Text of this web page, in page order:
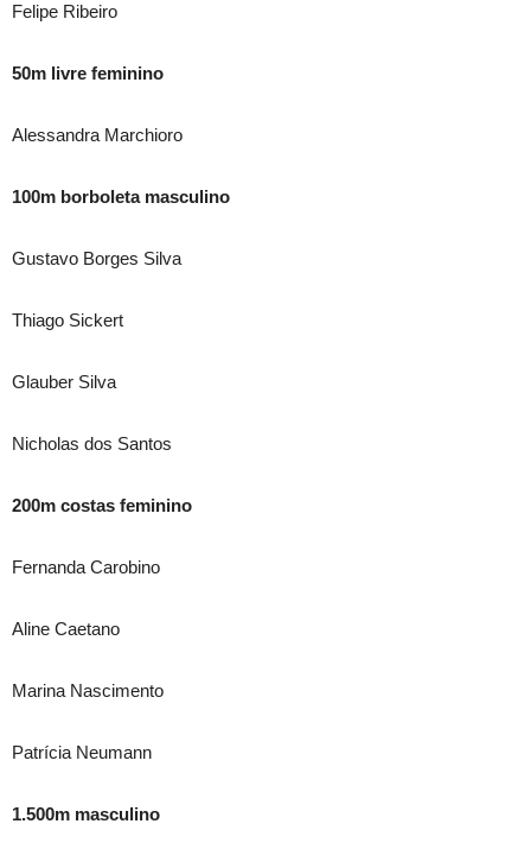
Felipe Ribeiro
50m livre feminino
Alessandra Marchioro
100m borboleta masculino
Gustavo Borges Silva
Thiago Sickert
Glauber Silva
Nicholas dos Santos
200m costas feminino
Fernanda Carobino
Aline Caetano
Marina Nascimento
Patrícia Neumann
1.500m masculino